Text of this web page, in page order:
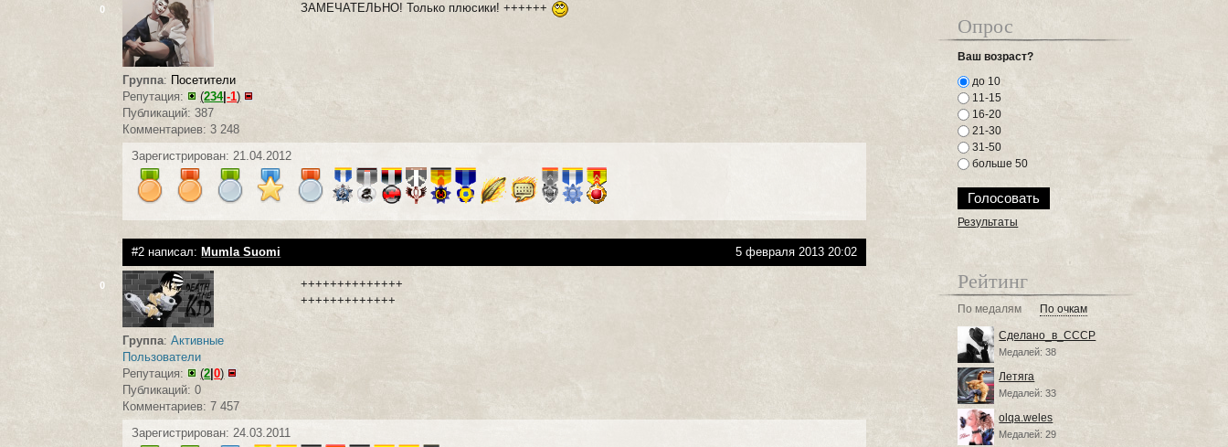
0
Группа: Посетители
Репутация:
(234|-1)
Публикаций: 387
Комментариев: 3 248
ЗАМЕЧАТЕЛЬНО! Только плюсики! ++++++
Зарегистрирован: 21.04.2012
#2 написал: Mumla Suomi 5 февраля 2013 20:02
0
Группа:Активные
Пользователи
Репутация:
(2 |0)
Публикаций: 0
Комментариев: 7 457
++++++++++++++
+++++++++++++
Зарегистрирован: 24.03.2011
Опрос
Ваш возраст?
до 10
11-15
16-20
21-30
31-50
больше 50
Результаты
Рейтинг
По медалям По очкам
Сделано_в_СССР
Медалей: 38
Летяга
Медалей: 33
olqa.weles
Медалей: 29